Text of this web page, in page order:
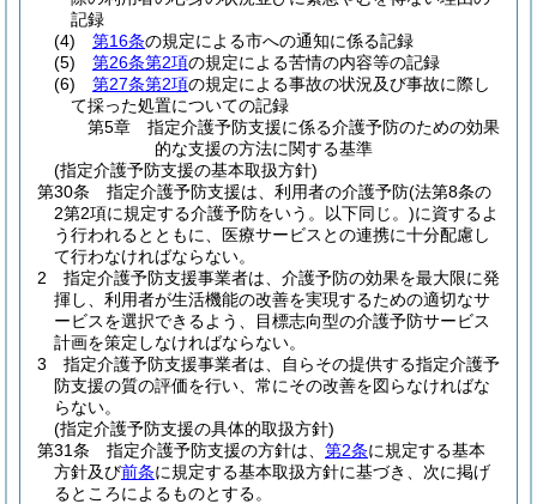
記録
(4)
第16条の規定による市への通知に係る記録
(5)
第26条第2項の規定による苦情の内容等の記録
(6)
第27条第2項の規定による事故の状況及び事故に際し
て採った処置についての記録
第5章
指定介護予防支援に係る介護予防のための効果
的な支援の方法に関する基準
(指定介護予防支援の基本取扱方針)
第30条
指定介護予防支援は、利用者の介護予防(法第8条の
2第2項に規定する介護予防をいう。以下同じ。)に資するよ
う行われるとともに、医療サービスとの連携に十分配慮し
て行わなければならない。
2
指定介護予防支援事業者は、介護予防の効果を最大限に発
揮し、利用者が生活機能の改善を実現するための適切なサ
ービスを選択できるよう、目標志向型の介護予防サービス
計画を策定しなければならない。
3
指定介護予防支援事業者は、自らその提供する指定介護予
防支援の質の評価を行い、常にその改善を図らなければな
らない。
(指定介護予防支援の具体的取扱方針)
第31条
指定介護予防支援の方針は、 第2条に規定する基本
方針及び前条に規定する基本取扱方針に基づき、次に掲げ
るところによるものとする。